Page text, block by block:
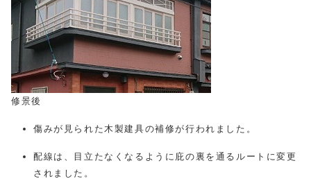
修景後
傷みが見られた木製建具の補修が行われました。
配線は、目立たなくなるように庇の裏を通るルートに変更
されました。